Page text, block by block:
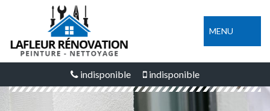
MENU
indisponible indisponible